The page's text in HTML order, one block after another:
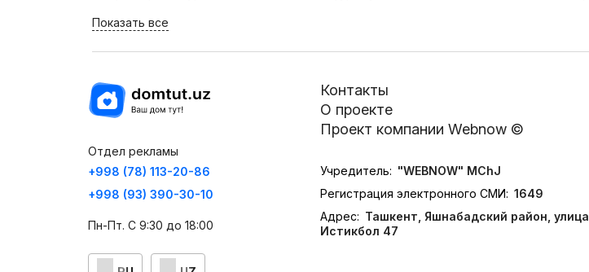
Показать все
Отдел рекламы
+998 (78) 113-20-86
+998 (93) 390-30-10
Пн-Пт. С 9:30 до 18:00
Контакты
О проекте
Проект компании Webnow ©
Учредитель: "WEBNOW" MChJ
Регистрация электронного СМИ: 1649
Адрес: Ташкент, Яшнабадский район, улица
Истикбол 47